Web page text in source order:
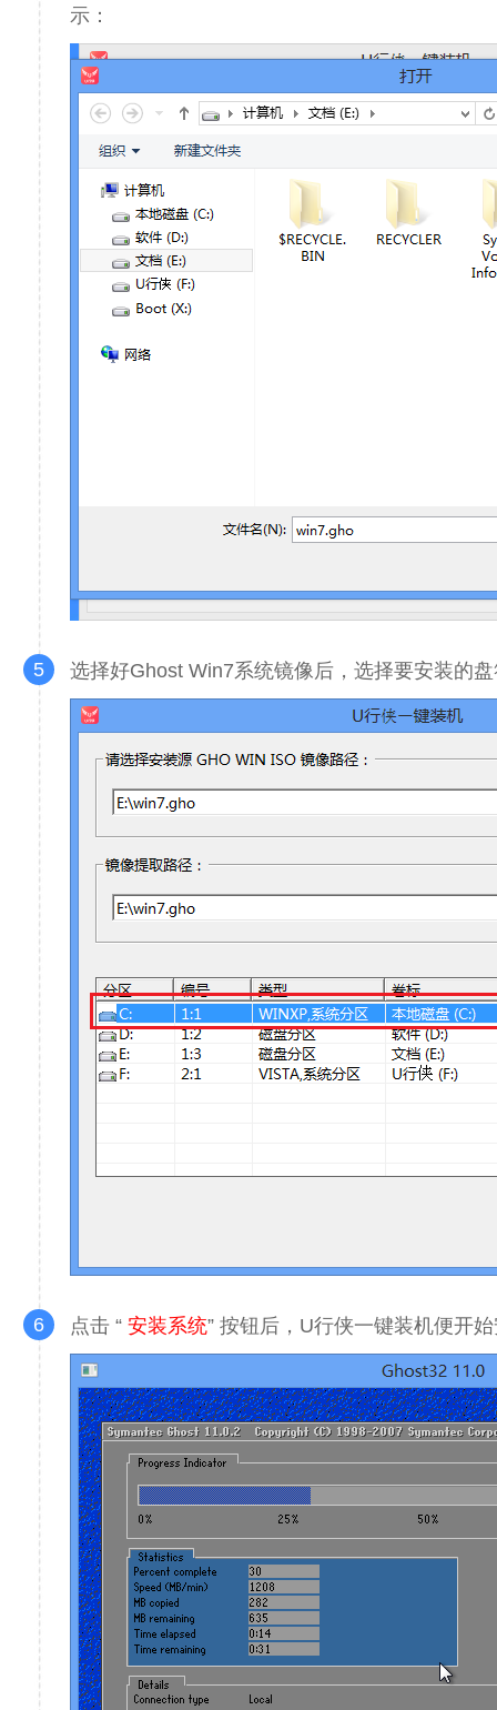
示：
5 选择好Ghost Win7系统镜像后，选择要安装的
6 点击 “ 安装系统” 按钮后，U行侠一键装机便开